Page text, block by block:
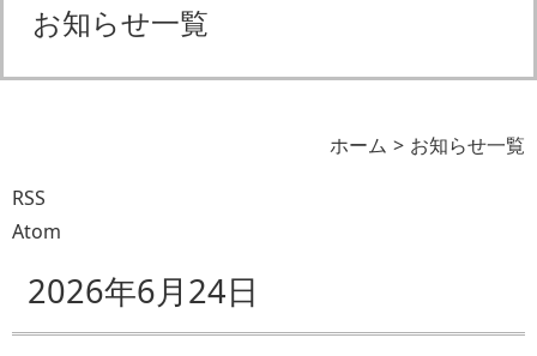
お知らせ一覧
ホーム
お知らせ一覧
RSS
Atom
2026年6月24日